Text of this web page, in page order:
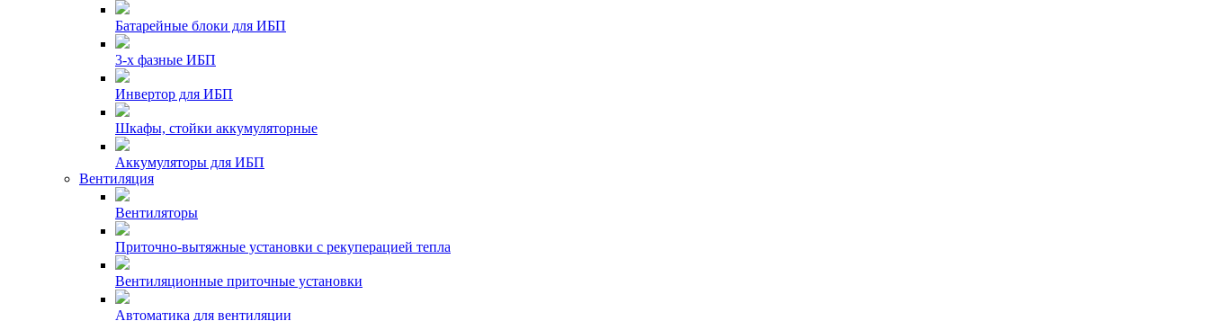
Батарейные блоки для ИБП
3-х фазные ИБП
Инвертор для ИБП
Шкафы, стойки аккумуляторные
Аккумуляторы для ИБП
Вентиляция
Вентиляторы
Приточно-вытяжные установки с рекуперацией тепла
Вентиляционные приточные установки
Автоматика для вентиляции